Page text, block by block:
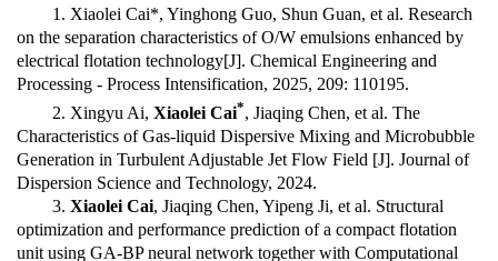
1. Xiaolei Cai*, Yinghong Guo, Shun Guan, et al. Research
on the separation characteristics of O/W emulsions enhanced by
electrical flotation technology[J]. Chemical Engineering and
Processing - Process Intensification, 2025, 209: 110195.
2. Xingyu Ai, Xiaolei Cai*, Jiaqing Chen, et al. The
Characteristics of Gas-liquid Dispersive Mixing and Microbubble
Generation in Turbulent Adjustable Jet Flow Field [J]. Journal of
Dispersion Science and Technology, 2024.
3. Xiaolei Cai, Jiaqing Chen, Yipeng Ji, et al. Structural
optimization and performance prediction of a compact flotation
unit using GA-BP neural network together with Computational